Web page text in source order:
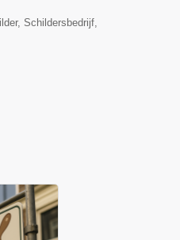
Schildersbedrijf,